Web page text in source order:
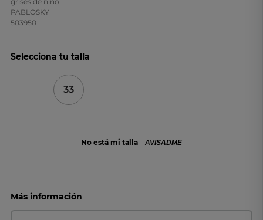
Selecciona tu talla
33
No está mi talla AVISADME
Más información